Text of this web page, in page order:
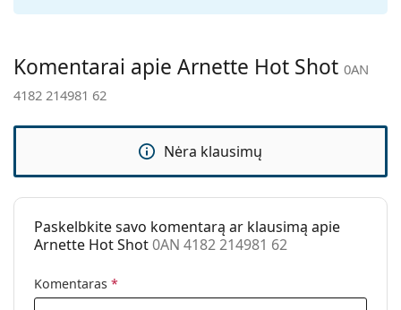
Valymo šluostė:
Taip
Lytis:
Vyrams
Sportas:
Bėgimas, Žygiai
Kodas:
0AN 4182 214981 62
Komentarai apie Arnette Hot Shot 0AN
4182 214981 62
Nėra klausimų
Paskelbkite savo komentarą ar klausimą apie
Arnette Hot Shot0AN 4182 214981 62
Komentaras *